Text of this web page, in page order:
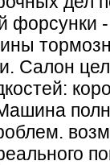
форсунки
Салон